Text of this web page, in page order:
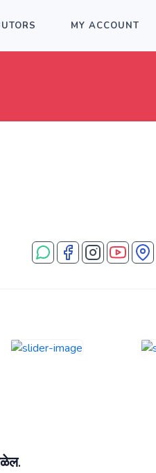
MY ACCOUNT